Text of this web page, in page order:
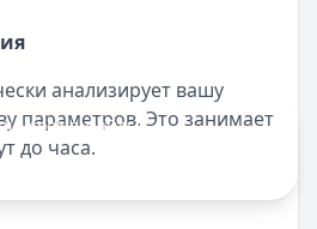
анализирует вашу
параметров. Это занимает
до часа.
cookie-файлы